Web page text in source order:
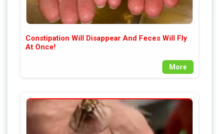
Constipation Will Disappear And Feces Will Fly
At Once!
More